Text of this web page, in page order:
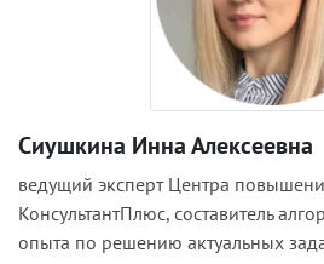
Сиушкина Инна Алексеевна
ведущий эксперт Центра
КонсультантПлюс, составитель
опыта по решению актуальных